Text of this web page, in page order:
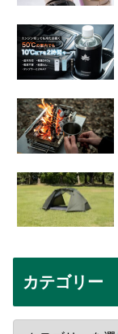
カテゴリー